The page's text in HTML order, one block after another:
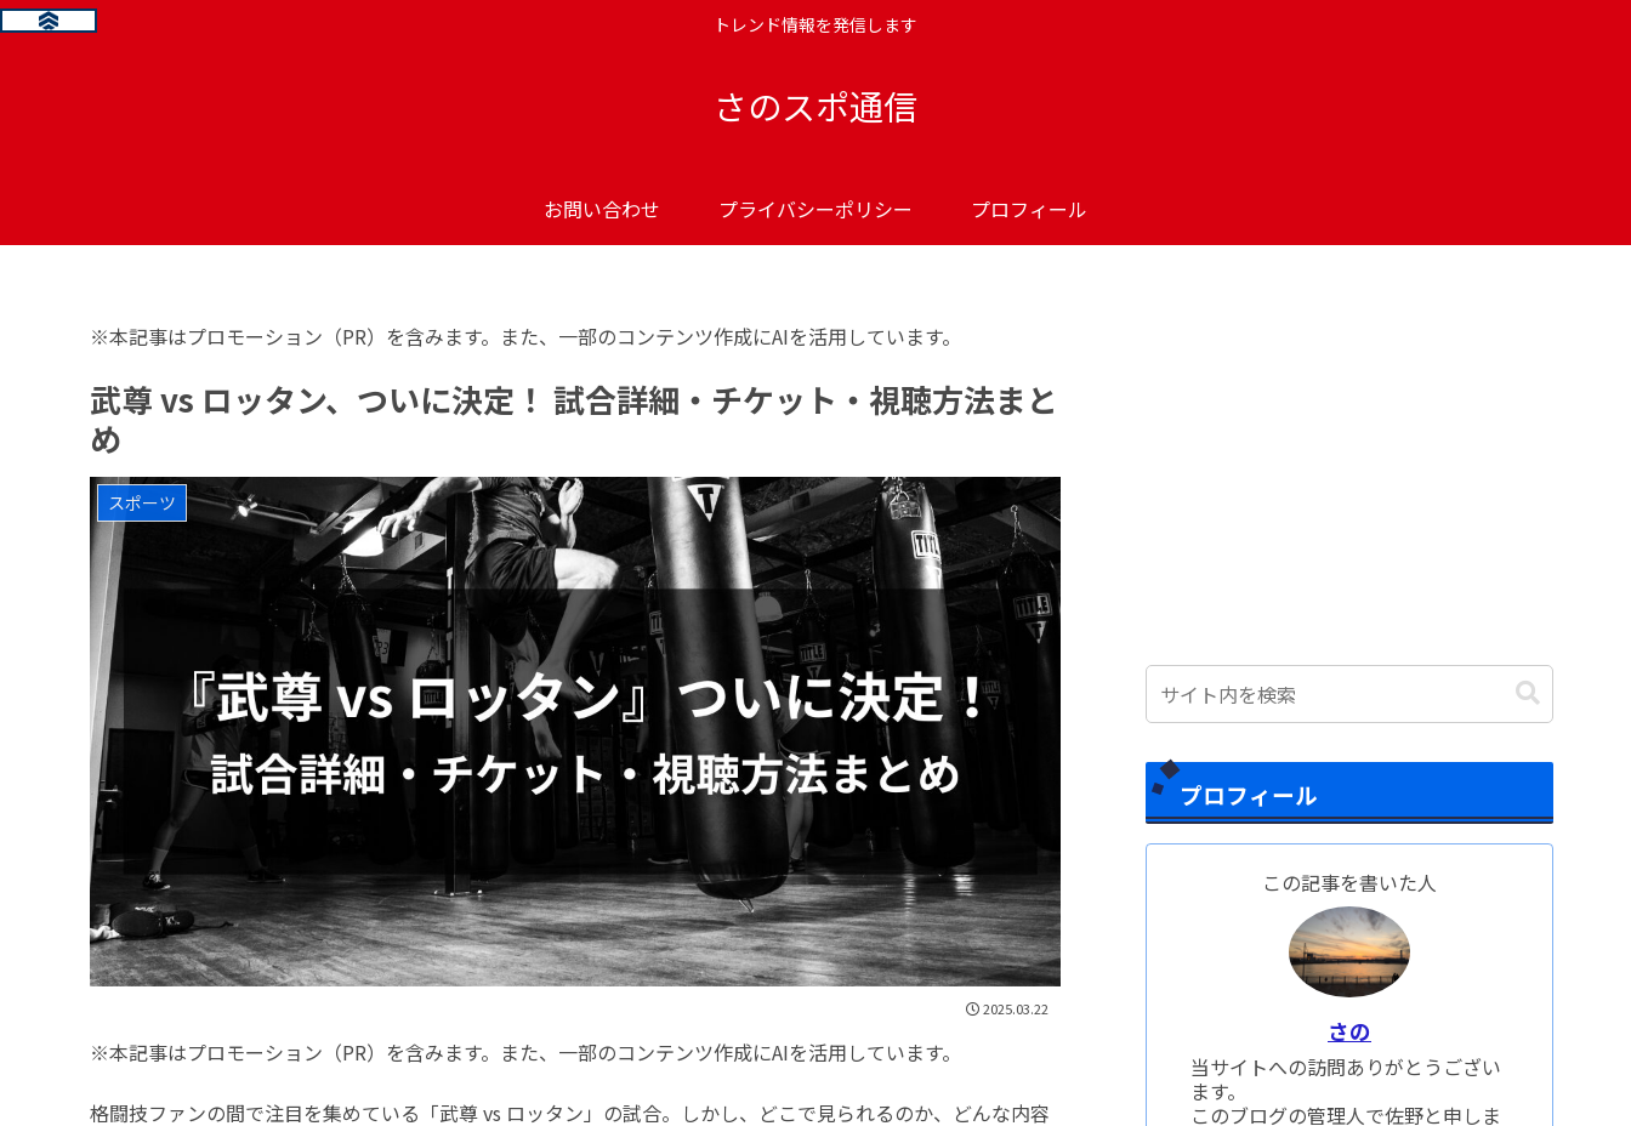
トレンド情報を発信します
さのスポ通信
お問い合わせ プライバシーポリシー プロフィール
※本記事はプロモーション（PR）を含みます。また、一部のコンテンツ作成にAIを活用しています。
武尊 vs ロッタン、ついに決定！ 試合詳細・チケット・視聴方法まと
め
スポーツ
2025.03.22
※本記事はプロモーション（PR）を含みます。また、一部のコンテンツ作成にAIを活用しています。
格闘技ファンの間で注目を集めている「武尊 vs ロッタン」の試合。しかし、どこで見られるのか、どんな内容
プロフィール
この記事を書いた人
さの
当サイトへの訪問ありがとうござい
ます。
このブログの管理人で佐野と申しま